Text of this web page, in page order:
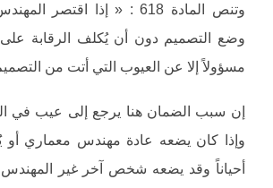
وتنص المادة 618 : « إذا
وضع التصميم دون أن يُكلف الرقابة على
مسؤولاً إلا عن العيوب التي أتت من
إن سبب الضمان هنا يرجع إلى عيب في
وإذا كان يضعه عادة مهندس معماري أو
أحياناً وقد يضعه شخص آخر غير